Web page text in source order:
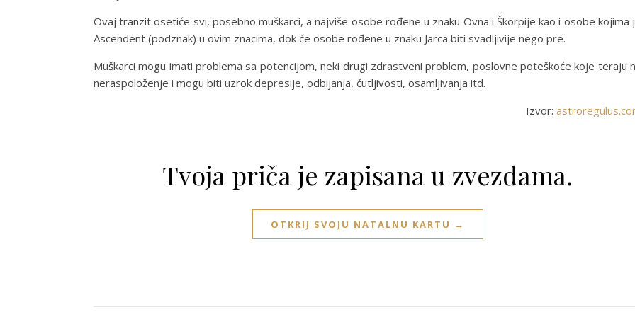
Ovaj tranzit osetiće svi, posebno muškarci, a najviše osobe rođene u znaku Ovna i Škorpije kao i osobe kojima
Ascendent (podznak) u ovim znacima, dok će osobe rođene u znaku Jarca biti svadljivije nego pre.
Muškarci mogu imati problema sa potencijom, neki drugi zdrastveni problem, poslovne poteškoće koje teraju
neraspoloženje i mogu biti uzrok depresije, odbijanja, ćutljivosti, osamljivanja itd.
Izvor:
Tvoja priča je zapisana u zvezdama.
OTKRIJ SVOJU NATALNU KARTU →